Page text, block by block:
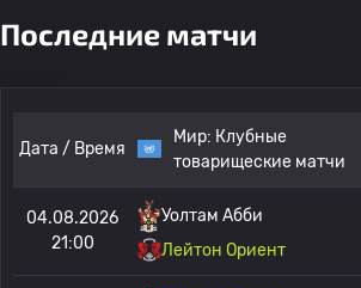
Последние матчи
Дата / Время
Мир: Клубные
товарищеские матчи
04.08.2026
21:00
Уолтам Абби
Лейтон Ориент